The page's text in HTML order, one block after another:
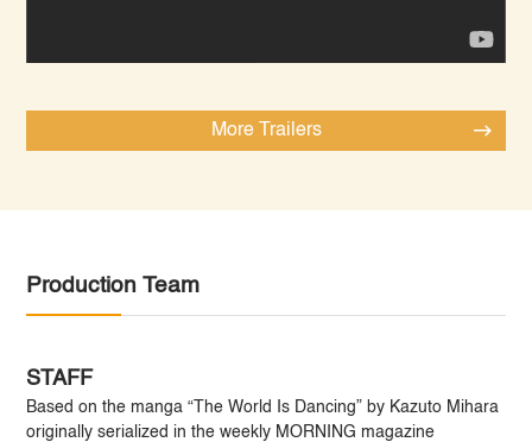
More Trailers
Production Team
STAFF
Based on the manga “The World Is Dancing” by Kazuto Mihara
originally serialized in the weekly MORNING magazine